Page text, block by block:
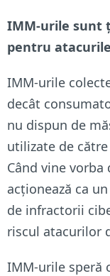
IMM-urile sunt
pentru
IMM-urile
decât
nu dispun de
utilizate de
Când vine
acționează ca
de infractorii
riscul atacurilor
IMM-urile speră